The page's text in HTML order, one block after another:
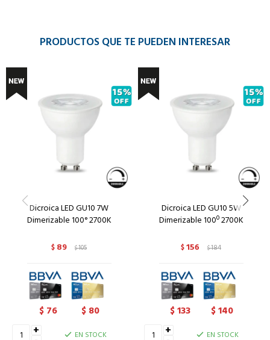
PRODUCTOS QUE TE PUEDEN INTERESAR
Dicroica LED GU10 7W
Dimerizable 100° 2700K
$ 89 $105
$ 76 $ 80
+
EN STOCK
Dicroica LED GU10 5W
Dimerizable 100º 2700K
$156 $184
$133 $140
+
EN STOCK